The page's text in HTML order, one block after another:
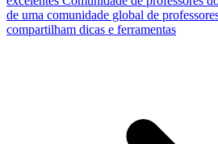
de uma comunidade global de
compartilham dicas e ferramentas